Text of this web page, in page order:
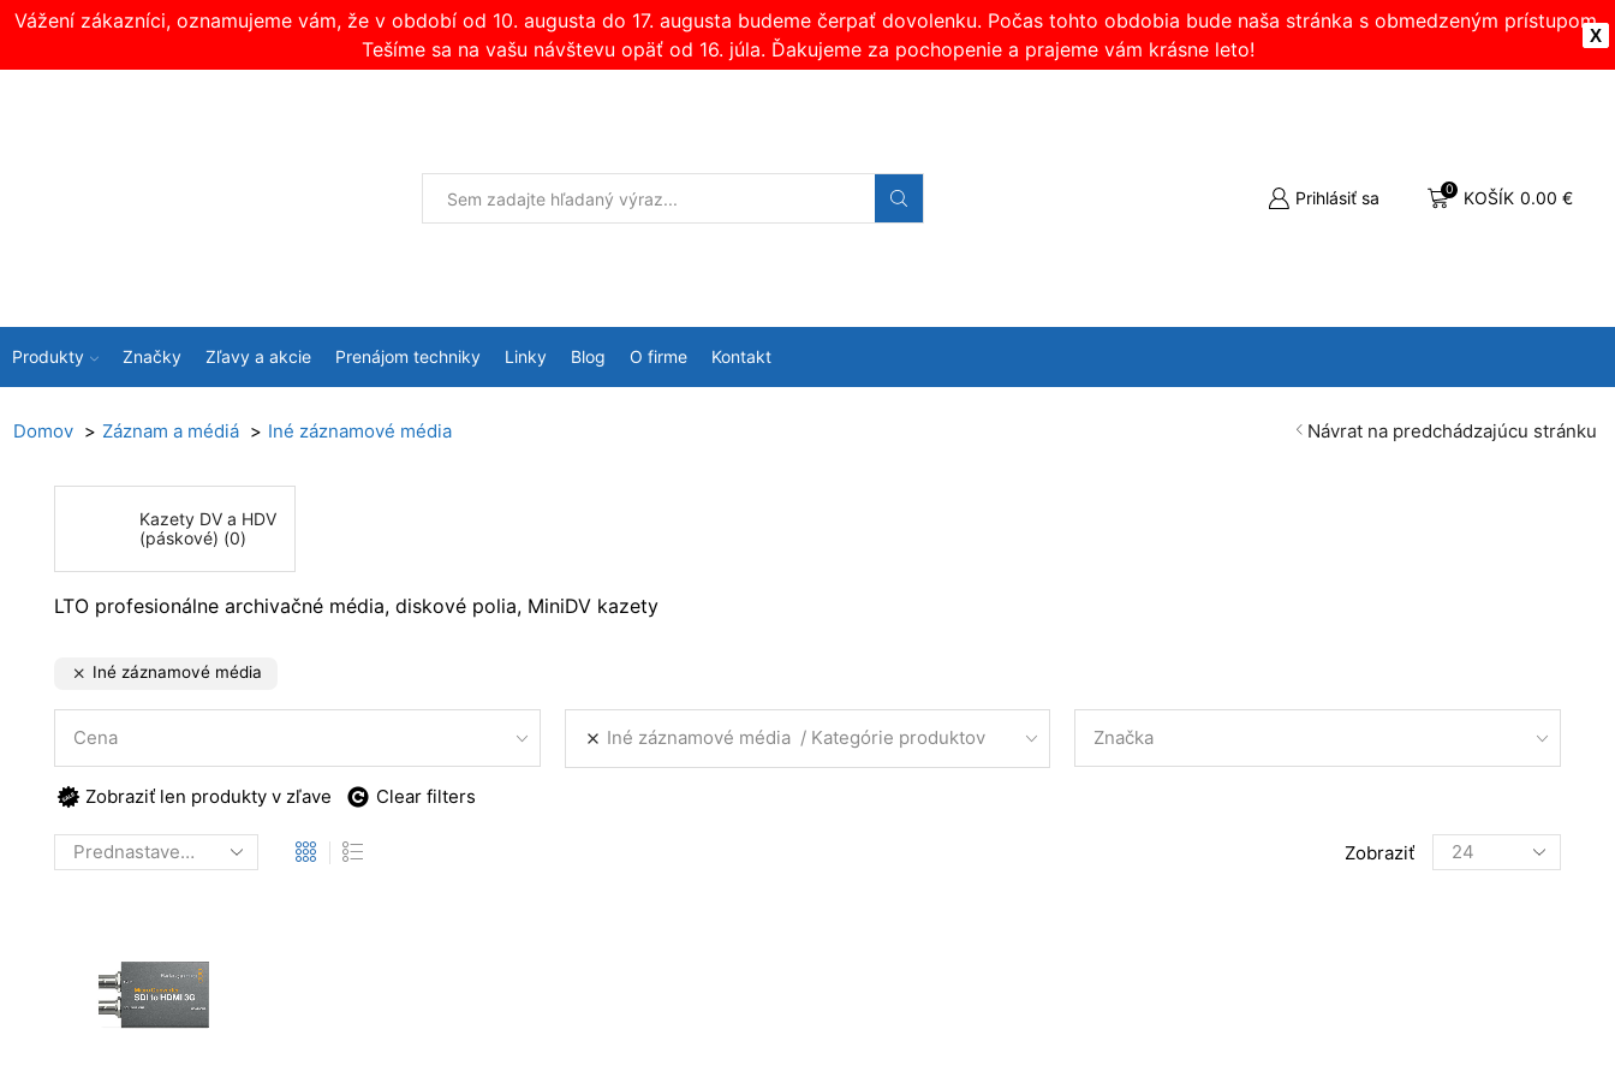
X
Vážení zákazníci, oznamujeme vám, že v období od 10. augusta do 17. augusta budeme čerpať dovolenku. Počas tohto obdobia bude naša stránka s obmedzeným prístupom.
Tešíme sa na vašu návštevu opäť od 16. júla. Ďakujeme za pochopenie a prajeme vám krásne leto!
Prihlásiť sa 0 KOŠÍK 0.00 €
Produkty Značky Zľavy a akcie Prenájom techniky Linky Blog O firme Kontakt
Domov Záznam a médiá Iné záznamové média Návrat na predchádzajúcu stránku
Kazety DV a HDV
(páskové) (0)
LTO profesionálne archivačné média, diskové polia, MiniDV kazety
Iné záznamové média
Cena Iné záznamové média Kategórie produktov Značka
Zobraziť len produkty v zľave Clear filters
Zobraziť
Products
per